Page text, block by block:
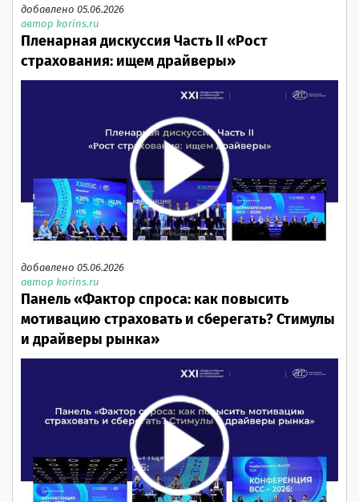
добавлено 05.06.2026
автор korins.ru
Пленарная дискуссия Часть II «Рост
страхования: ищем драйверы»
добавлено 05.06.2026
автор korins.ru
Панель «Фактор спроса: как повысить
мотивацию страховать и сберегать? Стимулы
и драйверы рынка»